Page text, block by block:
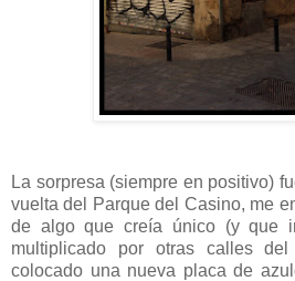
La sorpresa (siempre en positivo)
vuelta del Parque del Casino, me
de algo que creía único (y que
multiplicado por otras calles
colocado una nueva placa de